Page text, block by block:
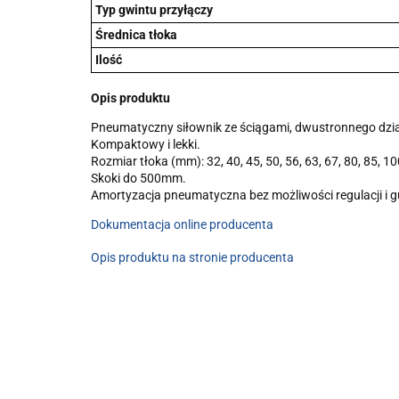
Typ gwintu przyłączy
Średnica tłoka
Ilość
Opis produktu
Pneumatyczny siłownik ze ściągami, dwustronnego
Kompaktowy i lekki.
Rozmiar tłoka (mm): 32, 40, 45, 50, 56, 63, 67, 80, 85,
Skoki do 500mm.
Amortyzacja pneumatyczna bez możliwości regulacji i
Dokumentacja online producenta
Opis produktu na stronie producenta